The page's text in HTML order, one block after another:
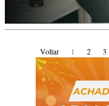
Voltar 1 2 3